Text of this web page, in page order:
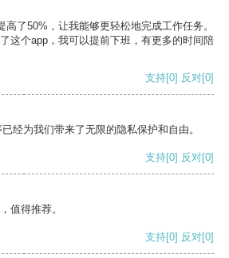
了50%，让我能够更轻松地完成工作任务。
这个app，我可以提前下班，有更多的时间陪
支持[0] 反对[0]
经为我们带来了无限的隐私保护和自由。
支持[0] 反对[0]
值得推荐。
支持[0] 反对[0]